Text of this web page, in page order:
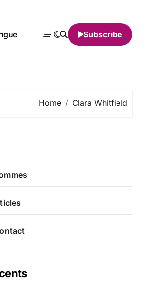
Subscribe
Home Clara Whitfield